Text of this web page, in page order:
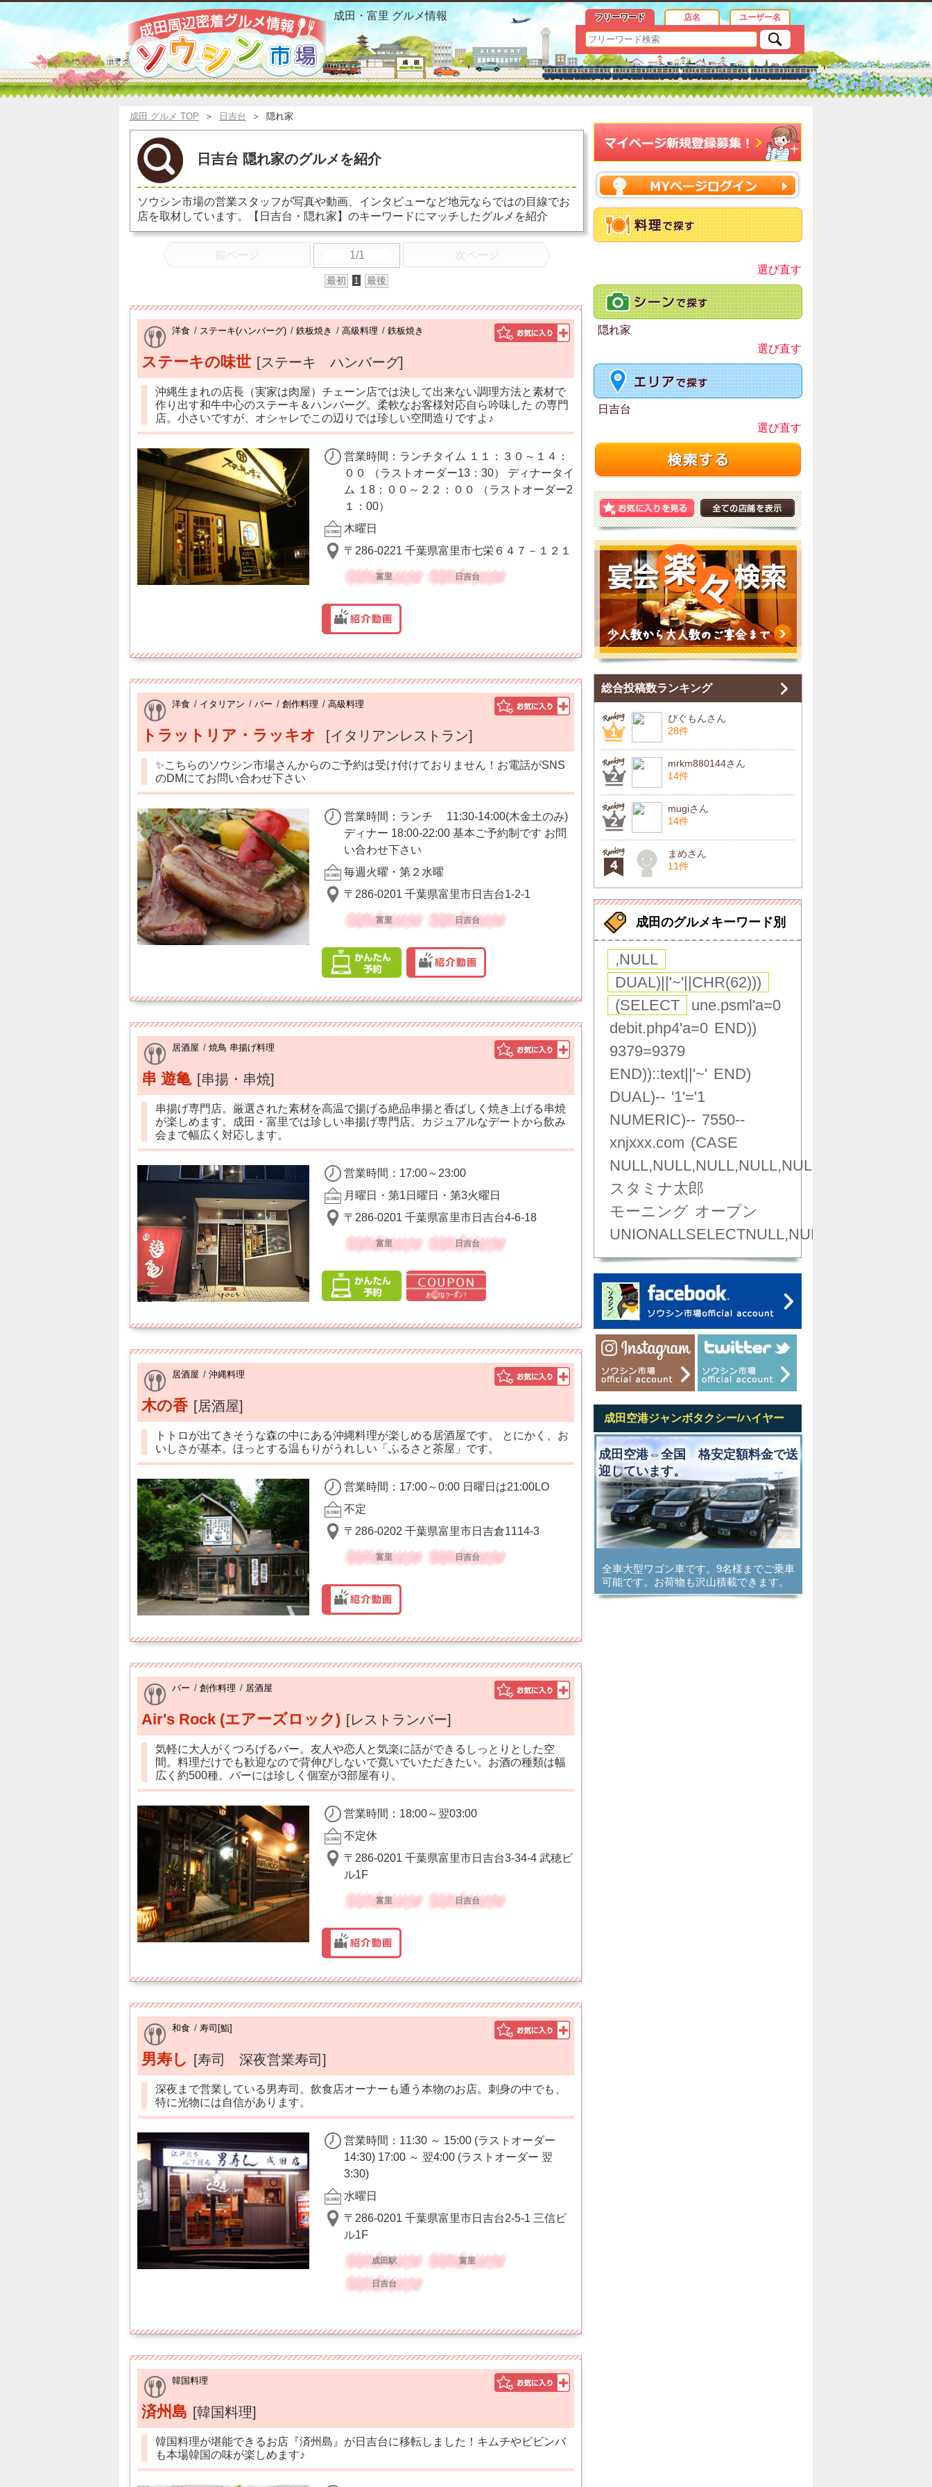
日吉台 隠れ家 お勧めグルメ おすすめ情報
成田・富里 グルメ情報 フリーワード 店名 ユーザー名
成田 グルメ TOP ＞ 日吉台 ＞ 隠れ家
日吉台 隠れ家のグルメを紹介
ソウシン市場の営業スタッフが写真や動画、インタビューなど地元ならではの目線でお
店を取材しています。【日吉台・隠れ家】のキーワードにマッチしたグルメを紹介
前ページ 1/1 次ページ
最初 1 最後
洋食 / ステーキ(ハンバーグ) / 鉄板焼き / 高級料理 / 鉄板焼き
ステーキの味世 [ステーキ ハンバーグ]
沖縄生まれの店長（実家は肉屋）チェーン店では決して出来ない調理方法と素材で
作り出す和牛中心のステーキ＆ハンバーグ。柔軟なお客様対応自ら吟味した の専門
店。小さいですが、オシャレでこの辺りでは珍しい空間造りですよ♪
営業時間：ランチタイム １１：３０～１４：
００ （ラストオーダー13：30） ディナータイ
ム １8：００～２２：００ （ラストオーダー2
１：00）
木曜日
〒286-0221 千葉県富里市七栄６４７－１２１
富里 日吉台
洋食 / イタリアン / バー / 創作料理 / 高級料理
トラットリア・ラッキオ [イタリアンレストラン]
✨こちらのソウシン市場さんからのご予約は受け付けておりません！お電話がSNS
のDMにてお問い合わせ下さい
営業時間：ランチ 11:30-14:00(木金土のみ)
ディナー 18:00-22:00 基本ご予約制です お問
い合わせ下さい
毎週火曜・第２水曜
〒286-0201 千葉県富里市日吉台1-2-1
富里 日吉台
居酒屋 / 焼鳥 串揚げ料理
串 遊亀 [串揚・串焼]
串揚げ専門店。厳選された素材を高温で揚げる絶品串揚と香ばしく焼き上げる串焼
が楽しめます。成田・富里では珍しい串揚げ専門店。カジュアルなデートから飲み
会まで幅広く対応します。
営業時間：17:00～23:00
月曜日・第1日曜日・第3火曜日
〒286-0201 千葉県富里市日吉台4-6-18
富里 日吉台
居酒屋 / 沖縄料理
木の香 [居酒屋]
トトロが出てきそうな森の中にある沖縄料理が楽しめる居酒屋です。 とにかく、お
いしさが基本。ほっとする温もりがうれしい「ふるさと茶屋」です。
営業時間：17:00～0:00 日曜日は21:00LO
不定
〒286-0202 千葉県富里市日吉倉1114-3
富里 日吉台
バー / 創作料理 / 居酒屋
Air's Rock (エアーズロック) [レストランバー]
気軽に大人がくつろげるバー。友人や恋人と気楽に話ができるしっとりとした空
間。料理だけでも歓迎なので背伸びしないで寛いでいただきたい。お酒の種類は幅
広く約500種。バーには珍しく個室が3部屋有り。
営業時間：18:00～翌03:00
不定休
〒286-0201 千葉県富里市日吉台3-34-4 武穂ビ
ル1F
富里 日吉台
和食 / 寿司[鮨]
男寿し [寿司 深夜営業寿司]
深夜まで営業している男寿司。飲食店オーナーも通う本物のお店。刺身の中でも、
特に光物には自信があります。
営業時間：11:30 ～ 15:00 (ラストオーダー
14:30) 17:00 ～ 翌4:00 (ラストオーダー 翌
3:30)
水曜日
〒286-0201 千葉県富里市日吉台2-5-1 三信ビ
ル1F
成田駅 富里
日吉台
韓国料理
済州島 [韓国料理]
韓国料理が堪能できるお店『済州島』が日吉台に移転しました！キムチやビビンバ
も本場韓国の味が楽しめます♪
選び直す
隠れ家
選び直す
日吉台
選び直す
総合投稿数ランキング
ぴぐもんさん
28件
mrkm880144さん
14件
mugiさん
14件
まめさん
11件
成田のグルメキーワード別
,NULL
DUAL)||'~'||CHR(62)))
(SELECT
une.psml'a=0
debit.php4'a=0 END))
9379=9379
END))::text||'~' END)
DUAL)-- '1'='1
NUMERIC)-- 7550--
xnjxxx.com (CASE
スタミナ太郎
モーニング オープン
成田空港ジャンボタクシー/ハイヤー
成田空港⇔全国 格安定額料金で送
迎しています。
全車大型ワゴン車です。9名様までご乗車
可能です。お荷物も沢山積載できます。